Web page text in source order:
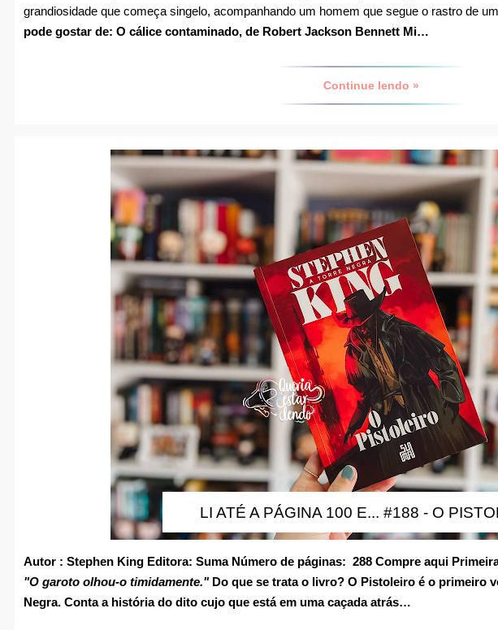
grandiosidade que começa singelo, acompanhando um homem que segue o rastro de
pode gostar de: O cálice contaminado, de Robert Jackson Bennett Mi…
Continue lendo »
LI ATÉ A PÁGINA 100 E... #188 - O
Autor : Stephen King Editora: Suma Número de páginas: 288 Compre aqui
"O garoto olhou-o timidamente." Do que se trata o livro? O Pistoleiro é o primeiro
Negra. Conta a história do dito cujo que está em uma caçada atrás…